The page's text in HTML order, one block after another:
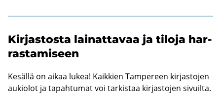
Kir­jas­tos­ta lai­nat­ta­vaa ja ti­lo­ja har­
ras­ta­mi­seen
Ke­säl­lä on aikaa lukea! Kaik­kien Tam­pe­reen kir­jas­to­jen
au­kio­lot ja ta­pah­tu­mat voi tar­kis­taa kir­jas­to­jen si­vuil­ta.